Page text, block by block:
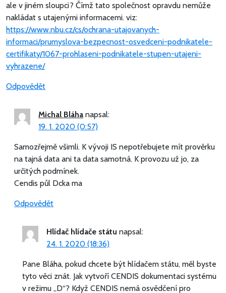
ale v jiném sloupci? Čímž tato společnost opravdu nemůže
nakládat s utajenými informacemi. viz:
https://www.nbu.cz/cs/ochrana-utajovanych-
informaci/prumyslova-bezpecnost-osvedceni-podnikatele-
certifikaty/1067-prohlaseni-podnikatele-stupen-utajeni-
vyhrazene/
Odpovědět
Michal Bláha napsal:
19. 1. 2020 (0:57)
Samozřejmě všimli. K vývoji IS nepotřebujete mít prověrku
na tajná data ani ta data samotná. K provozu už jo, za
určitých podmínek.
Cendis půl Dcka ma
Odpovědět
Hlídač hlídače státu napsal:
24. 1. 2020 (18:36)
Pane Bláha, pokud chcete být hlídačem státu, měl byste
tyto věci znát. Jak vytvoří CENDIS dokumentaci systému
v režimu „D“? Když CENDIS nemá osvědčení pro